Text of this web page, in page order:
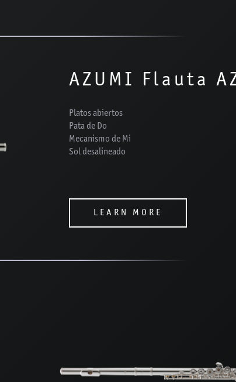
AZUMI Flauta
Platos abiertos
Pata de Do
Mecanismo de Mi
Sol desalineado
LEARN MORE